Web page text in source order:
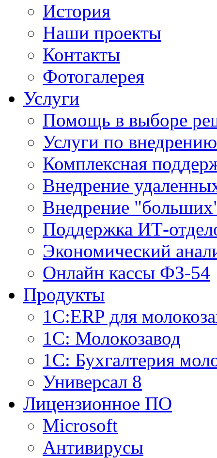
История
Наши проекты
Контакты
Фотогалерея
Услуги
Помощь в выборе
Услуги по внедрению
Комплексная
Внедрение
Внедрение
Поддержка ИТ-
Экономический
Онлайн кассы ФЗ-54
Продукты
1С:ERP для
1C: Молокозавод
1С: Бухгалтерия
Универсал 8
Лицензионное ПО
Microsoft
Антивирусы